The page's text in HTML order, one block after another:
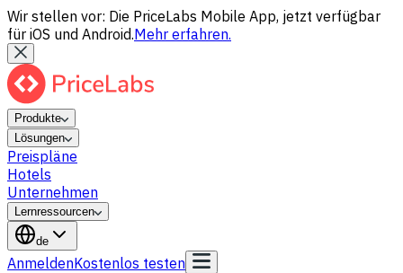
Wir stellen vor: Die PriceLabs Mobile App, jetzt verfügbar
für iOS und Android.Mehr erfahren.
Produkte
Lösungen
Preispläne
Hotels
Unternehmen
Lernressourcen
de
AnmeldenKostenlos testen